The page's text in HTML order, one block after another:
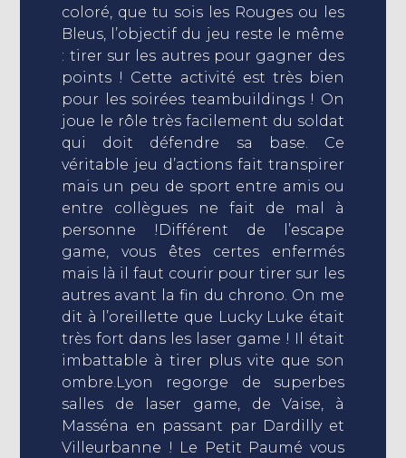
coloré, que tu sois les Rouges ou les
Bleus, l’objectif du jeu reste le même
: tirer sur les autres pour gagner des
points ! Cette activité est très bien
pour les soirées teambuildings ! On
joue le rôle très facilement du soldat
qui doit défendre sa base. Ce
véritable jeu d’actions fait transpirer
mais un peu de sport entre amis ou
entre collègues ne fait de mal à
personne !Différent de l’escape
game, vous êtes certes enfermés
mais là il faut courir pour tirer sur les
autres avant la fin du chrono. On me
dit à l’oreillette que Lucky Luke était
très fort dans les laser game ! Il était
imbattable à tirer plus vite que son
ombre.Lyon regorge de superbes
salles de laser game, de Vaise, à
Masséna en passant par Dardilly et
Villeurbanne ! Le Petit Paumé vous